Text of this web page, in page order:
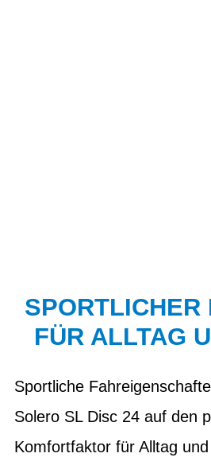
SPORTLICHER
FÜR ALLTAG
Sportliche
Solero SL Disc 24 auf den
Komfortfaktor für Alltag